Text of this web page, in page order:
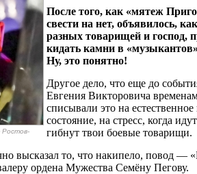
Ростов-
После того, как «мятеж
свести на нет, объявилось,
разных товарищей и господ,
кидать камни в
Ну, это понятно!
Другое дело, что еще до
Евгения Викторовича
списывали это на естественное
состояние, на стресс, когда
гибнут твои боевые товарищи.
высказал то, что накипело, повод —
ордена Мужества Семёну Пегову.